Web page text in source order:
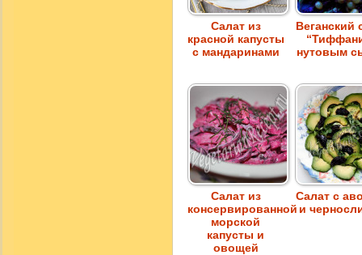
Салат из
красной капусты
с мандаринами
Веганский
нутовым
Салат из
консервированной
морской
капусты и
овощей
Салат с
и